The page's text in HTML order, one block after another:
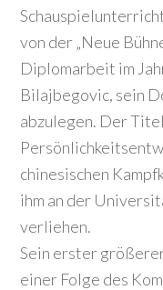
von der „Neue
Diplomarbeit im
Bilajbegovic, sein
abzulegen. Der
chinesischen
ihm an der
verliehen.
Sein erster
einer Folge des